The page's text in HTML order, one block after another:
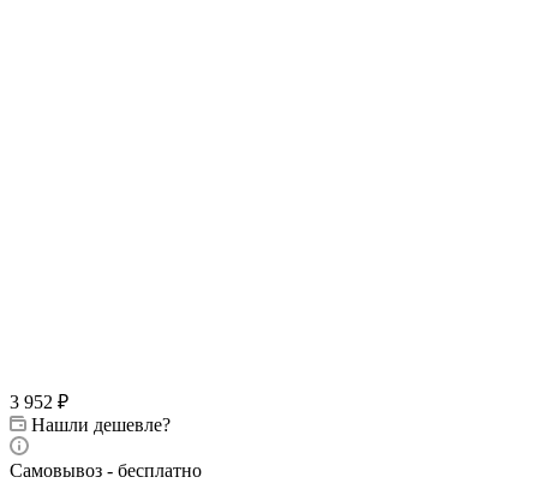
3 952 ₽
Нашли дешевле?
Самовывоз - бесплатно